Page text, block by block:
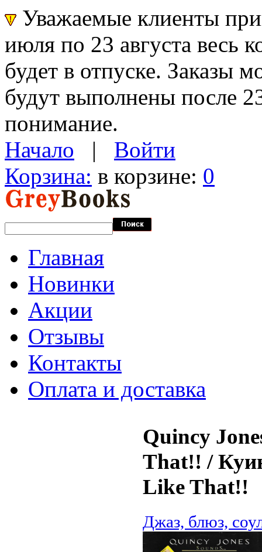
Уважаемые клиенты
июля по 23 августа весь
будет в отпуске. Заказы
будут выполнены после
понимание.
Начало | Войти
Корзина: в корзине: 0
Главная
Новинки
Акции
Отзывы
Контакты
Оплата и доставка
Quincy
That!! /
Like That!!
Джаз, блюз,